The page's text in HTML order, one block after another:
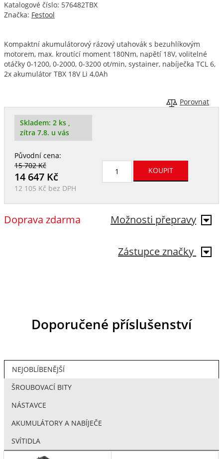
Katalogové číslo: 576482TBX
Značka: Festool
Kompaktní akumulátorový rázový utahovák s bezuhlíkovým
motorem, max. kroutící moment 180Nm, napětí 18V, volitelné
otáčky 0-1200, 0-2000, 0-3200 ot/min, systainer, nabíječka TCL 6,
2x akumulátor TBX 18V Li 4,0Ah
Porovnat
Skladem: 2 ks ,
zítra 7.8. u vás
Původní cena:
15 702 Kč
14 647Kč
12 105 Kč bez DPH
Možnosti přepravy
Doprava zdarma
Zástupce značky
Doporučené příslušenství
NEJOBLÍBENĚJŠÍ
ŠROUBOVACÍ BITY
NÁSTAVCE
AKUMULÁTORY A NABÍJEČE
SVÍTIDLA